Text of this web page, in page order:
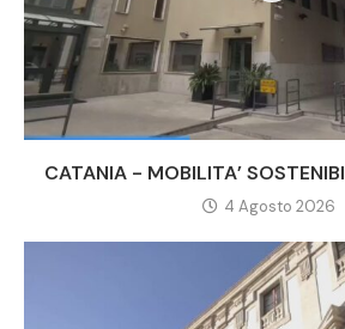
CATANIA - MOBILITA’
4 Agosto 2026